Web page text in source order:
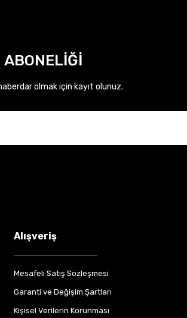
olmak için kayıt olunuz.
Alışveriş
Mesafeli Satış Sözleşmesi
Garanti ve Değişim Şartları
Kişisel Verilerin Korunması